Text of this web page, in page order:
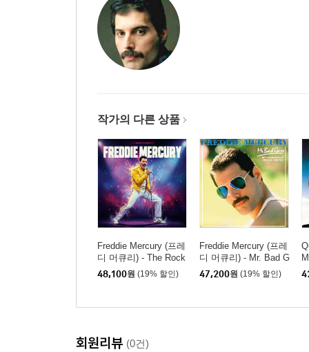
작가의 다른 상품
Freddie Mercury (프레
디 머큐리) - The Rock
N' Roots Of [LP]
48,100원 (19% 할인)
Freddie Mercury (프레
디 머큐리) - Mr. Bad G
uy [그린 컬러 LP]
47,200원 (19% 할인)
회원리뷰 (0건)